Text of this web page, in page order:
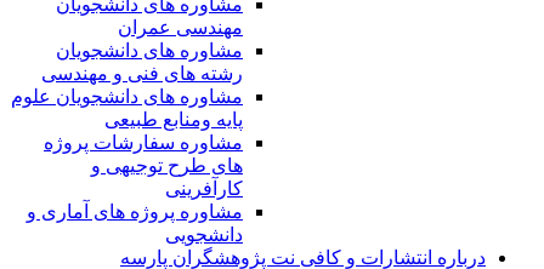
مهندسی عمران
مشاوره های دانشجویان
رشته های فنی و مهندسی
مشاوره های دانشجویان علوم
پایه ومنابع طبیعی
مشاوره سفارشات پروژه
های طرح توجیهی و
کارآفرینی
مشاوره پروژه های آماری و
دانشجویی
درباره انتشارات و کافی نت پژوهشگران پارسه